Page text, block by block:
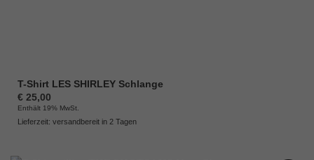
T-Shirt LES SHIRLEY Schlange
€25,00
Enthält 19% MwSt.
Lieferzeit: versandbereit in 2 Tagen